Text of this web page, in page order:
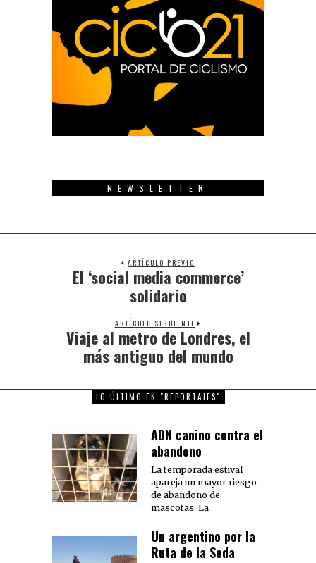
NEWSLETTER
ARTÍCULO PREVIO
Previous
post:
El ‘social media commerce’
solidario
ARTÍCULO SIGUIENTE
Next
post:
Viaje al metro de Londres, el
más antiguo del mundo
LO ÚLTIMO EN "REPORTAJES"
ADN canino contra el
abandono
La temporada estival
apareja un mayor riesgo
de abandono de
mascotas. La
Un argentino por la
Ruta de la Seda